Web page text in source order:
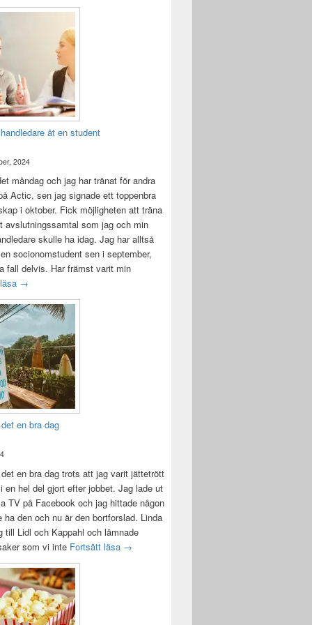
åt en student
2024
måndag och jag har tränat för andra
Actic, sen jag signade ett toppenbra
i oktober. Fick möjligheten att träna
avslutningssamtal som jag och min
skulle ha idag. Jag har alltså
socionomstudent sen i september,
fall delvis. Har främst varit min
Att vara handledare åt en student
→
en bra dag
en bra dag trots att jag varit jättetrött
en hel del gjort efter jobbet. Jag lade ut
TV på Facebook och jag hittade någon
ha den och nu är den bortforslad. Linda
till Lidl och Kappahl och lämnade
som vi inte Fortsätt läsa Idag var det en bra dag
→